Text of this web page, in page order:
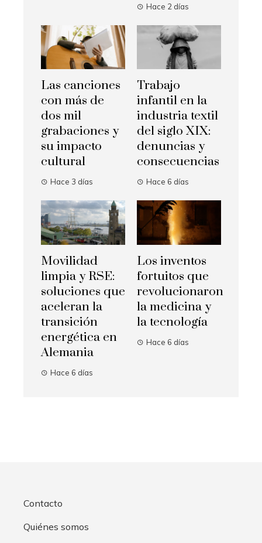
Hace 2 días
Las canciones
con más de
dos mil
grabaciones y
su impacto
cultural
Hace 3 días
Trabajo
infantil en la
industria textil
del siglo XIX:
denuncias y
consecuencias
Hace 6 días
Movilidad
limpia y RSE:
soluciones que
aceleran la
transición
energética en
Alemania
Hace 6 días
Los inventos
fortuitos que
revolucionaron
la medicina y
la tecnología
Hace 6 días
Contacto
Quiénes somos